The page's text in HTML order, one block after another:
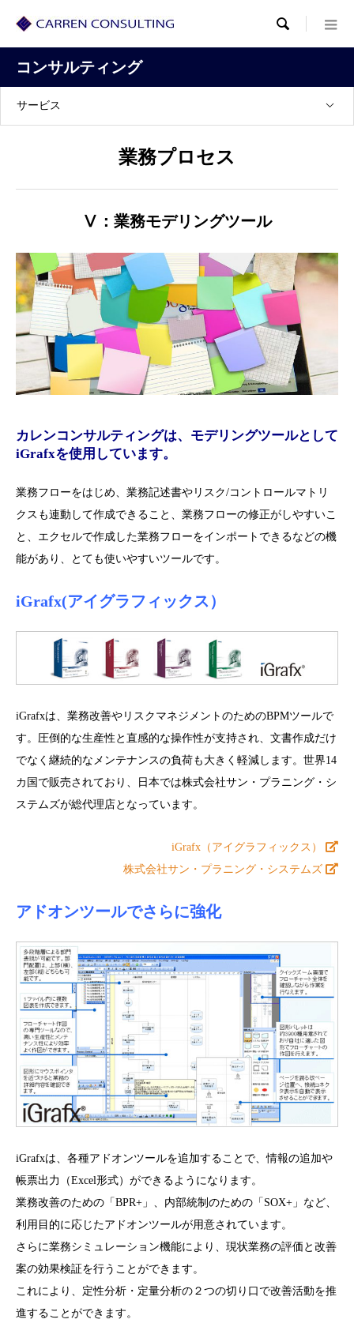

コンサルティング
サービス
業務プロセス
Ⅴ：業務モデリングツール
カレンコンサルティングは、モデリングツールとして
iGrafxを使用しています。
業務フローをはじめ、業務記述書やリスク/コントロールマトリ
クスも連動して作成できること、業務フローの修正がしやすいこ
と、エクセルで作成した業務フローをインポートできるなどの機
能があり、とても使いやすいツールです。
iGrafx(アイグラフィックス）
iGrafxは、業務改善やリスクマネジメントのためのBPMツールで
す。圧倒的な生産性と直感的な操作性が支持され、文書作成だけ
でなく継続的なメンテナンスの負荷も大きく軽減します。世界14
カ国で販売されており、日本では株式会社サン・プラニング・シ
ステムズが総代理店となっています。
iGrafx（アイグラフィックス）
株式会社サン・プラニング・システムズ
アドオンツールでさらに強化
iGrafxは、各種アドオンツールを追加することで、情報の追加や
帳票出力（Excel形式）ができるようになります。
業務改善のための「BPR+」、内部統制のための「SOX+」など、
利用目的に応じたアドオンツールが用意されています。
さらに業務シミュレーション機能により、現状業務の評価と改善
案の効果検証を行うことができます。
これにより、定性分析・定量分析の２つの切り口で改善活動を推
進することができます。